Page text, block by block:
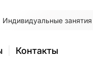
Контакты
Индивидуальные занятия